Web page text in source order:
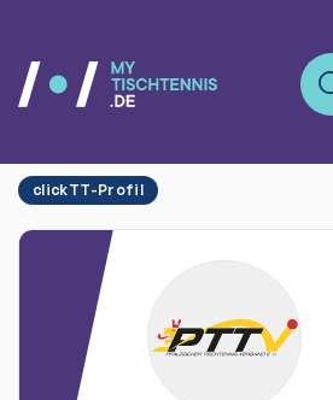
clickTT-Profil